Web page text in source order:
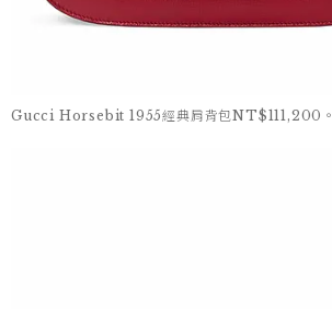
Gucci Horsebit 1955經典肩背包NT$111,200。